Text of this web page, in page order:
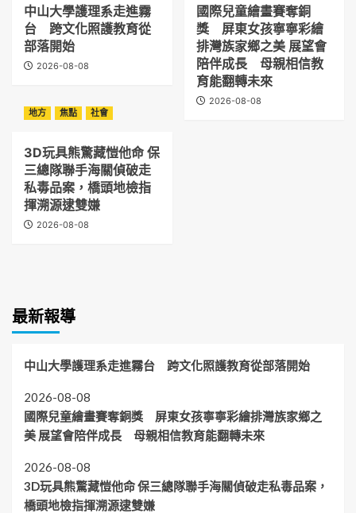
中山大學護理系走進霧
台 跨文化照護教育從
部落開始
2026-08-08
國際兒童繪畫賽奪銅
獎 屏東女孩寧寧彩繪
排灣族家鄉之美 展望會
陪伴成長 母親相信教
育能翻轉未來
2026-08-08
地方
焦點 社會
3D玩具熊驚藏愷他命 保
三總隊聯手海關偵破走
私毒品案，橋頭地檢指
揮溯源逮雙嫌
2026-08-08
最新報導
中山大學護理系走進霧台 跨文化照護教育從部落開始
2026-08-08
國際兒童繪畫賽奪銅獎 屏東女孩寧寧彩繪排灣族家鄉之
美 展望會陪伴成長 母親相信教育能翻轉未來
2026-08-08
3D玩具熊驚藏愷他命 保三總隊聯手海關偵破走私毒品案，
橋頭地檢指揮溯源逮雙嫌